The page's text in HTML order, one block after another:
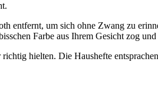
entfernt, um sich ohne Zwang zu
Farbe aus Ihrem Gesicht zog
hielten. Die Haushefte